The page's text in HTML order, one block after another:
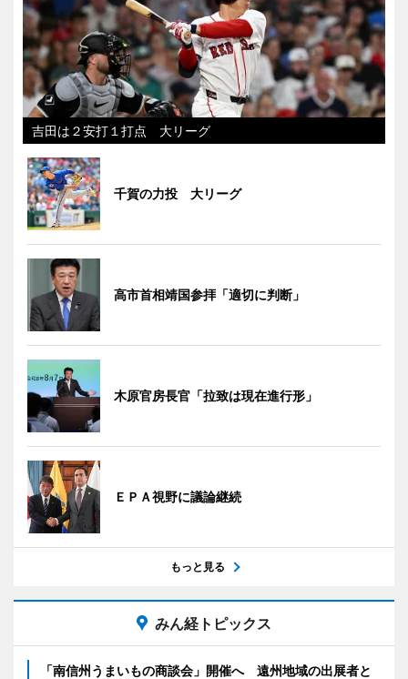
吉田は２安打１打点 大リーグ
千賀の力投 大リーグ
高市首相靖国参拝「適切に判断」
木原官房長官「拉致は現在進行形」
ＥＰＡ視野に議論継続
もっと見る
みん経トピックス
「南信州うまいもの商談会」開催へ 遠州地域の出展者と